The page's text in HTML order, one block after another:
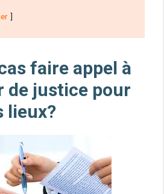
faire appel à
de justice pour
lieux?